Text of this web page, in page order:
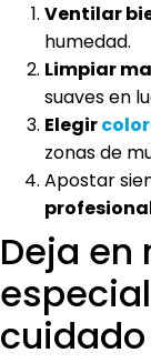
Ventilar
humedad.
Limpiar
suaves en
Elegir
zonas de
Apostar
Deja en